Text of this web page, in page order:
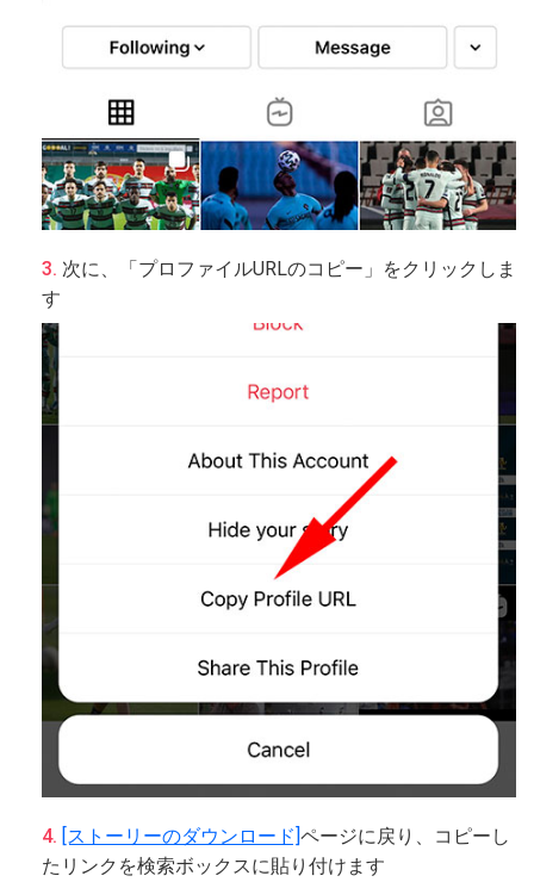
次に、「プロファイルURLのコピー」をクリックしま
す
[ストーリーのダウンロード]ページに戻り、コピーし
たリンクを検索ボックスに貼り付けます